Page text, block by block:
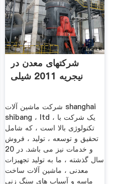
شرکتهای معدن در
نیجریه 2011 شیلی
شرکت ماشین آلات shanghai
shibang ، ltd ، یک شرکت با
تکنولوژی بالا است ، که شامل
تحقیق و توسعه ، تولید ، فروش
و خدمات نیز می باشد. در 20
سال گذشته ، ما به تولید تجهیزات
معدنی ، ماشین آلات ساخت
ماسه و آسیاب های سنگ زنی